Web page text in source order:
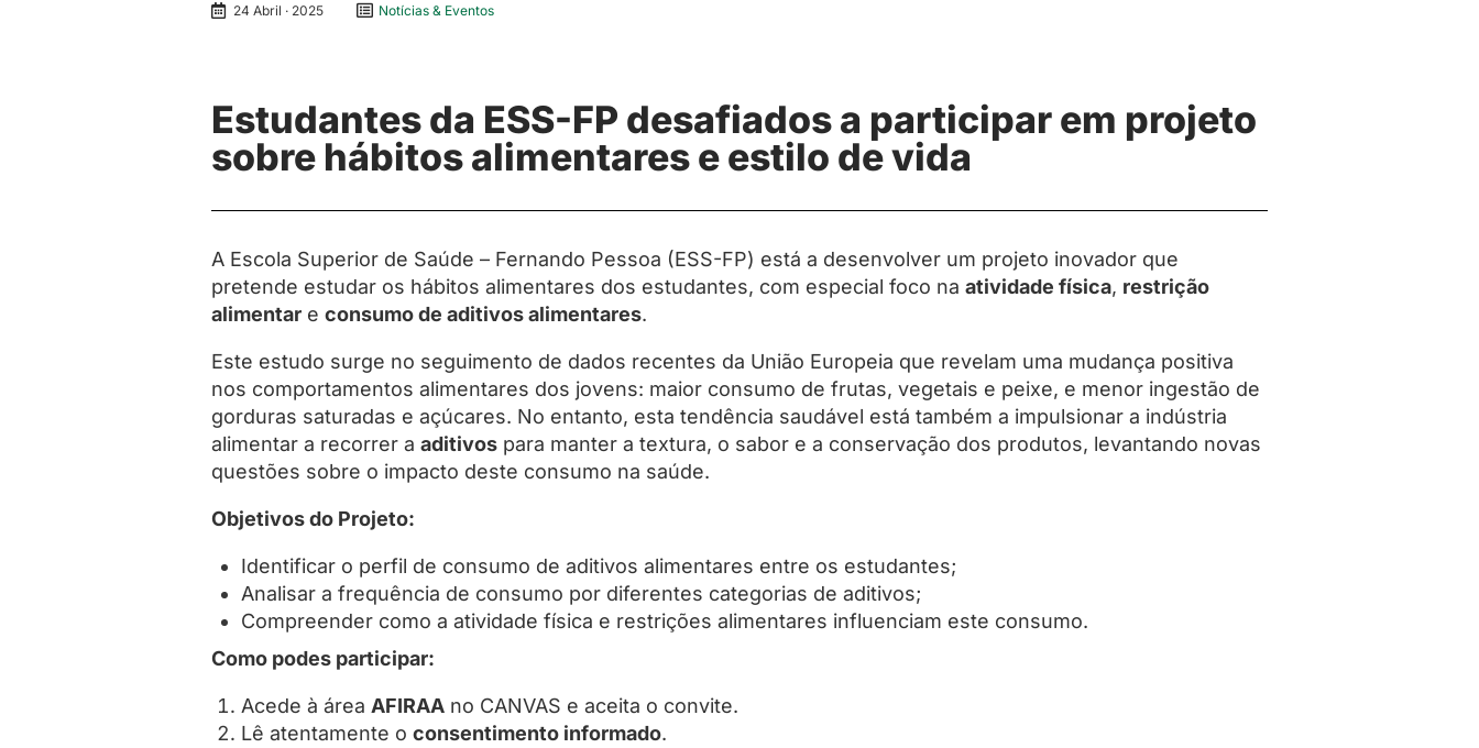
24 Abril · 2025 Notícias & Eventos
Estudantes da ESS-FP desafiados a participar em projeto
sobre hábitos alimentares e estilo de vida
A Escola Superior de Saúde – Fernando Pessoa (ESS-FP) está a desenvolver um projeto inovador que
pretende estudar os hábitos alimentares dos estudantes, com especial foco na atividade física, restrição
alimentar e consumo de aditivos alimentares.
Este estudo surge no seguimento de dados recentes da União Europeia que revelam uma mudança positiva
nos comportamentos alimentares dos jovens: maior consumo de frutas, vegetais e peixe, e menor ingestão de
gorduras saturadas e açúcares. No entanto, esta tendência saudável está também a impulsionar a indústria
alimentar a recorrer a aditivos para manter a textura, o sabor e a conservação dos produtos, levantando novas
questões sobre o impacto deste consumo na saúde.
Objetivos do Projeto:
Identificar o perfil de consumo de aditivos alimentares entre os estudantes;
Analisar a frequência de consumo por diferentes categorias de aditivos;
Compreender como a atividade física e restrições alimentares influenciam este consumo.
Como podes participar:
Acede à área AFIRAA no CANVAS e aceita o convite.
Lê atentamente o consentimento informado.